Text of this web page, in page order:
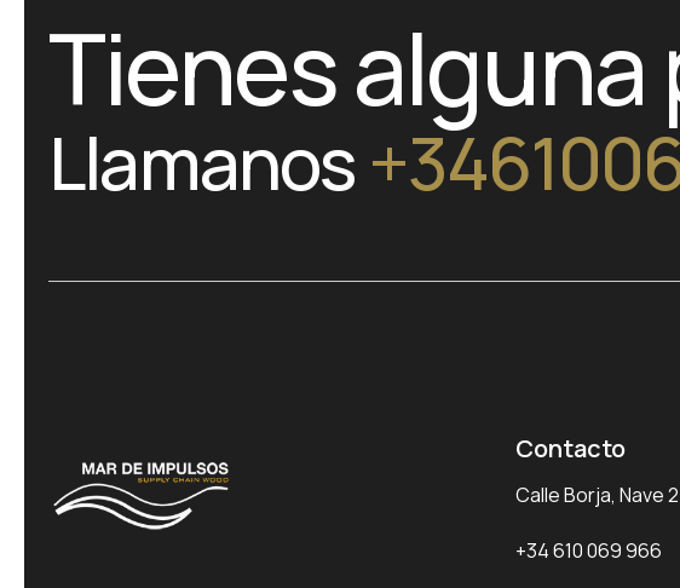
Tienes
Llamanos
Contacto
Calle Borja, Nave
+34 610 069 966